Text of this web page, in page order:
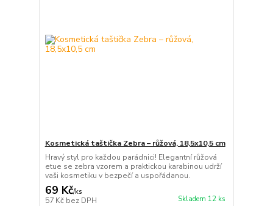
Kosmetická taštička Zebra – růžová, 18,5x10,5 cm
Hravý styl pro každou parádnici! Elegantní růžová
etue se zebra vzorem a praktickou karabinou udrží
vaši kosmetiku v bezpečí a uspořádanou.
69 Kč/ks
57 Kč bez DPH Skladem 12 ks